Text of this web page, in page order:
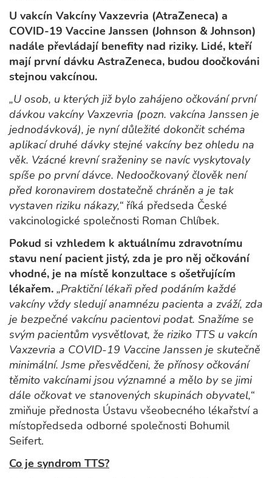
U vakcín Vakcíny Vaxzevria (AtraZeneca) a
COVID-19 Vaccine Janssen (Johnson & Johnson)
nadále převládají benefity nad riziky. Lidé, kteří
mají první dávku AstraZeneca, budou doočkováni
stejnou vakcínou.
„U osob, u kterých již bylo zahájeno očkování první
dávkou vakcíny Vaxzevria (pozn. vakcína Janssen je
jednodávková), je nyní důležité dokončit schéma
aplikací druhé dávky stejné vakcíny bez ohledu na
věk. Vzácné krevní sraženiny se navíc vyskytovaly
spíše po první dávce. Nedoočkovaný člověk není
před koronavirem dostatečně chráněn a je tak
vystaven riziku nákazy,“ říká předseda České
vakcinologické společnosti Roman Chlíbek.
Pokud si vzhledem k aktuálnímu zdravotnímu
stavu není pacient jistý, zda je pro něj očkování
vhodné, je na místě konzultace s ošetřujícím
lékařem. „Praktiční lékaři před podáním každé
vakcíny vždy sledují anamnézu pacienta a zváží, zda
je bezpečné vakcínu pacientovi podat. Snažíme se
svým pacientům vysvětlovat, že riziko TTS u vakcín
Vaxzevria a COVID-19 Vaccine Janssen je skutečně
minimální. Jsme přesvědčeni, že přínosy očkování
těmito vakcínami jsou významné a mělo by se jimi
dále očkovat ve stanovených skupinách obyvatel,“
zmiňuje přednosta Ústavu všeobecného lékařství a
místopředseda odborné společnosti Bohumil
Seifert.
Co je syndrom TTS?